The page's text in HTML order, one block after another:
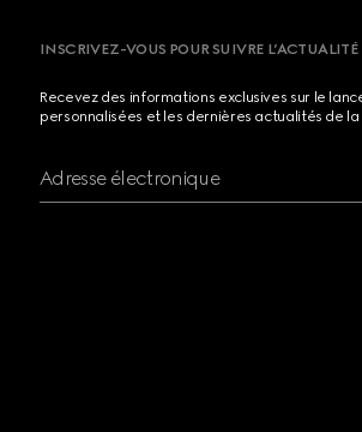
INSCRIVEZ-VOUS POUR SUIVRE
Recevez des informations exclusives sur le
personnalisées et les dernières actualités de la
Adresse électronique